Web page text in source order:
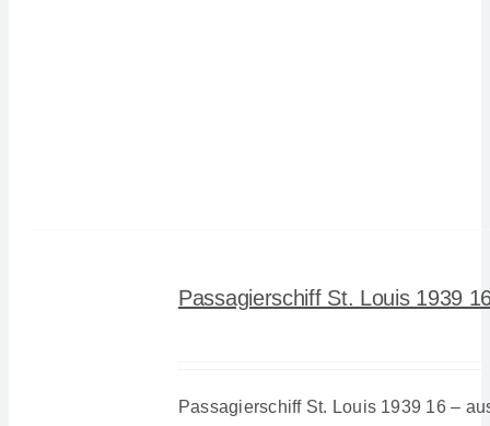
Passagierschiff St. Louis 1939
Passagierschiff St. Louis 1939 16 –